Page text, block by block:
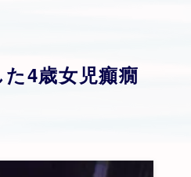
4歳女児癲癇